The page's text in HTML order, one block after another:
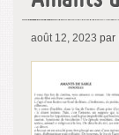
août 12, 2023 par